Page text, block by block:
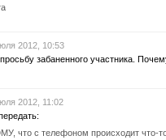
2012, 10:53
забаненного участника.
2012, 11:02
что с телефоном происходит что-